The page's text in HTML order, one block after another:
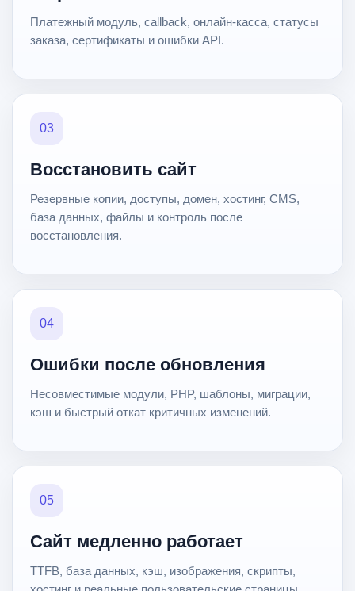
Платежный модуль, callback, онлайн-касса, статусы
заказа, сертификаты и ошибки API.
03
Восстановить сайт
Резервные копии, доступы, домен, хостинг, CMS,
база данных, файлы и контроль после
восстановления.
04
Ошибки после обновления
Несовместимые модули, PHP, шаблоны, миграции,
кэш и быстрый откат критичных изменений.
05
Сайт медленно работает
TTFB, база данных, кэш, изображения, скрипты,